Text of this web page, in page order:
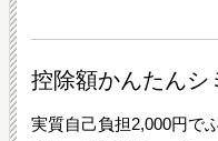
控除額かんたんシ
実質自己負担2,000円で